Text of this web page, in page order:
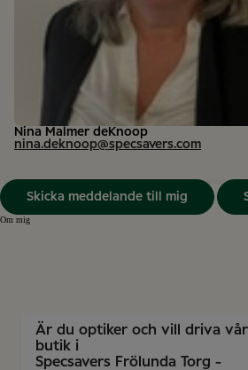
Nina Malmer deKnoop
nina.deknoop@specsavers.com
Skicka meddelande till mig
Om mig
Är du optiker och vill driva vår
butik i
Specsavers Frölunda Torg -